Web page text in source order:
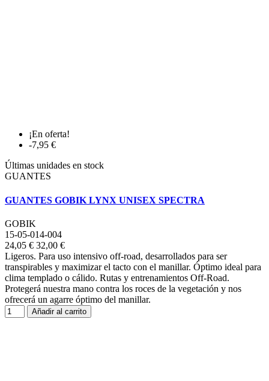
¡En oferta!
-7,95 €
Últimas unidades en stock
GUANTES
GUANTES GOBIK LYNX UNISEX SPECTRA
GOBIK
15-05-014-004
24,05 € 32,00 €
Ligeros. Para uso intensivo off-road, desarrollados para ser
transpirables y maximizar el tacto con el manillar. Óptimo ideal para
clima templado o cálido. Rutas y entrenamientos Off-Road.
Protegerá nuestra mano contra los roces de la vegetación y nos
ofrecerá un agarre óptimo del manillar.
Añadir al carrito